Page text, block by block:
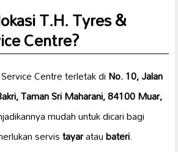
T.H. Tyres &
Centre?
Centre terletak diNo. 10, Jalan
Taman Sri Maharani, 84100 Muar,
mudah untuk dicari bagi
servistayarataubateri.